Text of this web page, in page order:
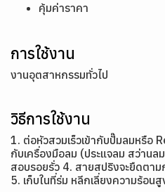
คุ้มค่าราคา
การใช้งาน
งานอุตสาหกรรมทั่วไป
วิธีการใช้งาน
1. ต่อหัวสวมเร็วเข้ากับปั๊มลมหรือ
กับเครื่องมือลม (ประแจลม สว่านล
สอบรอยรั่ว 4. สายสปริงจะยืดตาม
5. เก็บในที่ร่ม หลีกเลี่ยงความร้อน